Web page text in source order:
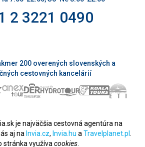
2 3221 0490
200 overených slovenských a
cestovných kancelárií
je najväčšia cestovná agentúra na
aj na Invia.cz, Invia.hu a Travelplanet.pl
stránka využíva cookies.